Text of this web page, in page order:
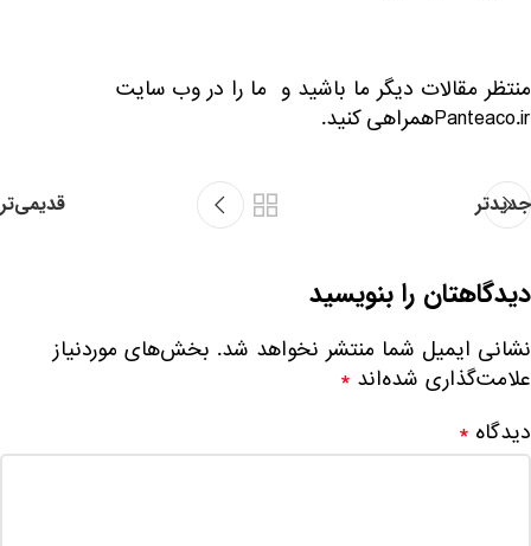
منتظر مقالات دیگر ما باشید و ما را در وب سایت
Panteaco.irهمراهی کنید.
جدیدتر قدیمی‌تر
دیدگاهتان را بنویسید
نشانی ایمیل شما منتشر نخواهد شد. بخش‌های موردنیاز
علامت‌گذاری شده‌اند *
دیدگاه *